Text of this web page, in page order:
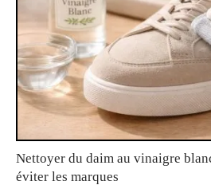
Nettoyer du daim au vinaigre
éviter les marques